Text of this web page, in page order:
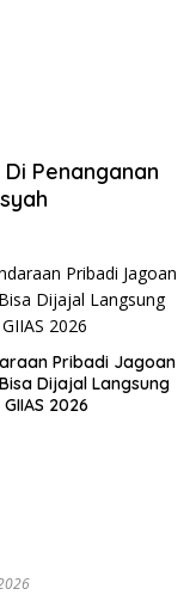
Penanganan
Pribadi Jagoan
Dijajal Langsung
2026